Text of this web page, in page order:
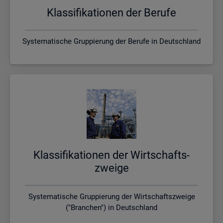
Klas­si­fi­ka­tio­nen der Be­ru­fe
Systematische Gruppierung der Berufe in Deutschland
Klas­si­fi­ka­tio­nen der Wirt­schafts­
zwei­ge
Systematische Gruppierung der Wirtschaftszweige
("Branchen") in Deutschland